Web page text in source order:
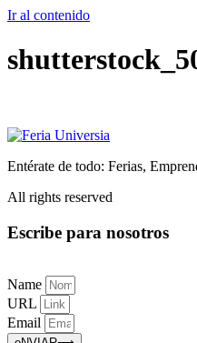
Ir al contenido
Entérate de todo: Ferias,
All rights reserved
Escribe para nosotros
Name
URL
Email